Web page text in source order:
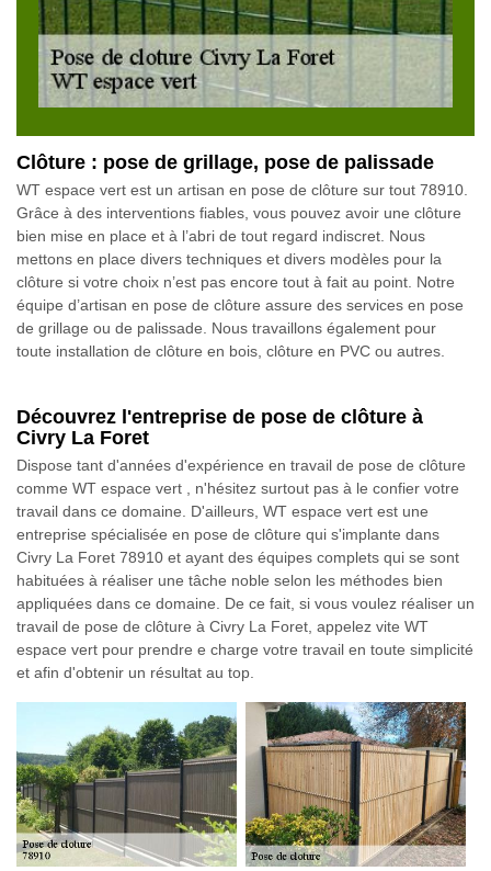
Clôture : pose de grillage, pose de palissade
WT espace vert est un artisan en pose de clôture sur tout 78910.
Grâce à des interventions fiables, vous pouvez avoir une clôture
bien mise en place et à l’abri de tout regard indiscret. Nous
mettons en place divers techniques et divers modèles pour la
clôture si votre choix n’est pas encore tout à fait au point. Notre
équipe d’artisan en pose de clôture assure des services en pose
de grillage ou de palissade. Nous travaillons également pour
toute installation de clôture en bois, clôture en PVC ou autres.
Découvrez l'entreprise de pose de clôture à
Civry La Foret
Dispose tant d'années d'expérience en travail de pose de clôture
comme WT espace vert , n'hésitez surtout pas à le confier votre
travail dans ce domaine. D'ailleurs, WT espace vert est une
entreprise spécialisée en pose de clôture qui s'implante dans
Civry La Foret 78910 et ayant des équipes complets qui se sont
habituées à réaliser une tâche noble selon les méthodes bien
appliquées dans ce domaine. De ce fait, si vous voulez réaliser un
travail de pose de clôture à Civry La Foret, appelez vite WT
espace vert pour prendre e charge votre travail en toute simplicité
et afin d'obtenir un résultat au top.